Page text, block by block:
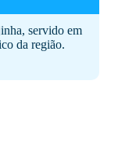
servido em
da região.